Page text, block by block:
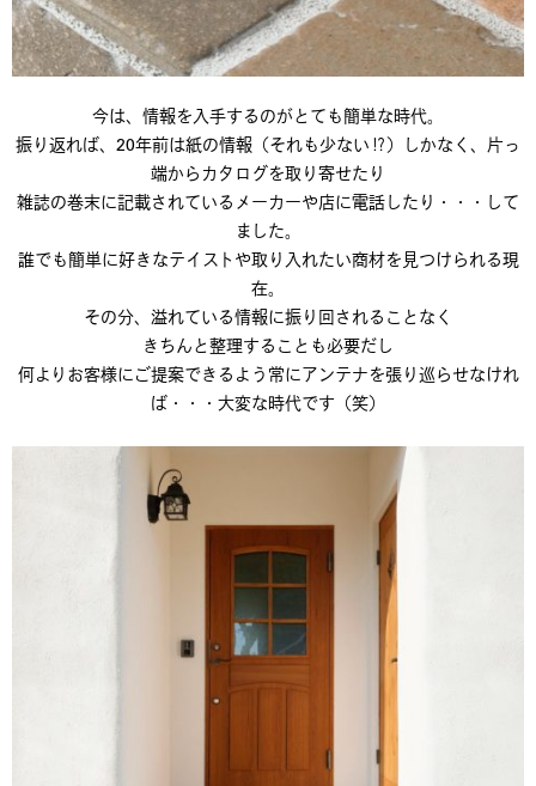
今は、情報を入手するのがとても簡単な時代。
振り返れば、20年前は紙の情報（それも少ない⁉︎）しかなく、片っ
端からカタログを取り寄せたり
雑誌の巻末に記載されているメーカーや店に電話したり・・・して
ました。
誰でも簡単に好きなテイストや取り入れたい商材を見つけられる現
在。
その分、溢れている情報に振り回されることなく
きちんと整理することも必要だし
何よりお客様にご提案できるよう常にアンテナを張り巡らせなけれ
ば・・・大変な時代です（笑）